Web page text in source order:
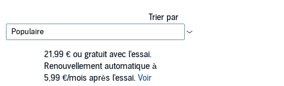
Trier par
21,99 € ou gratuit avec l'essai.
Renouvellement automatique à
5,99 €/mois après l'essai. Voir